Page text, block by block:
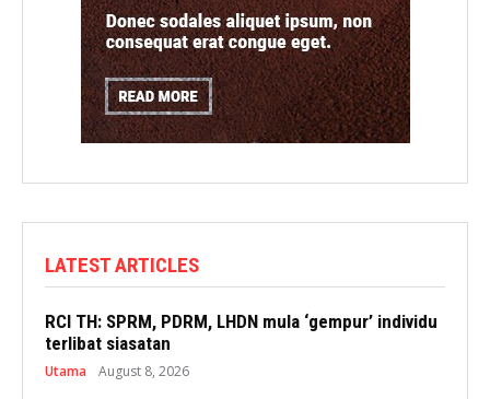
LATEST ARTICLES
RCI TH: SPRM, PDRM, LHDN mula ‘gempur’ individu
terlibat siasatan
Utama August 8, 2026